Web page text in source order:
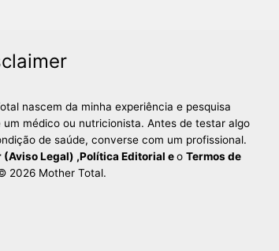
nascem da minha experiência e pesquisa
médico ou nutricionista. Antes de testar algo
de saúde, converse com um profissional.
(Aviso Legal) ,Política Editorial eo Termos de
2026 Mother Total.